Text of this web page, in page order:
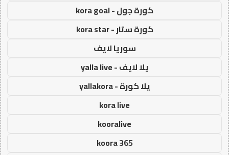
كورة جول - kora goal
كورة ستار - kora star
سوريا لايف
يلا لايف - yalla live
يلا كورة - yallakora
kora live
kooralive
koora 365